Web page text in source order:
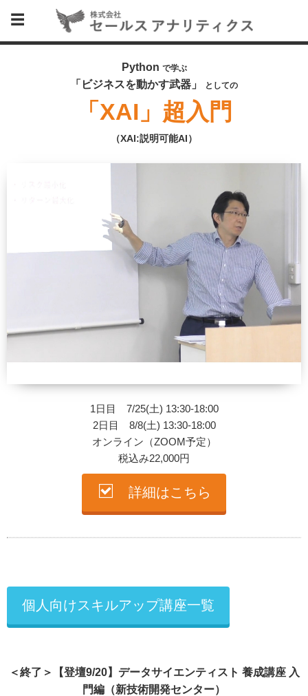
Python で学ぶ
「ビジネスを動かす武器」 としての
「XAI」超入門
（XAI:説明可能AI）
1日目 7/25(土) 13:30-18:00
2日目 8/8(土) 13:30-18:00
オンライン（ZOOM予定）
税込み22,000円
詳細はこちら
個人向けスキルアップ講座一覧
＜終了＞【登壇9/20】データサイエンティスト 養成講座 入
門編（新技術開発センター）